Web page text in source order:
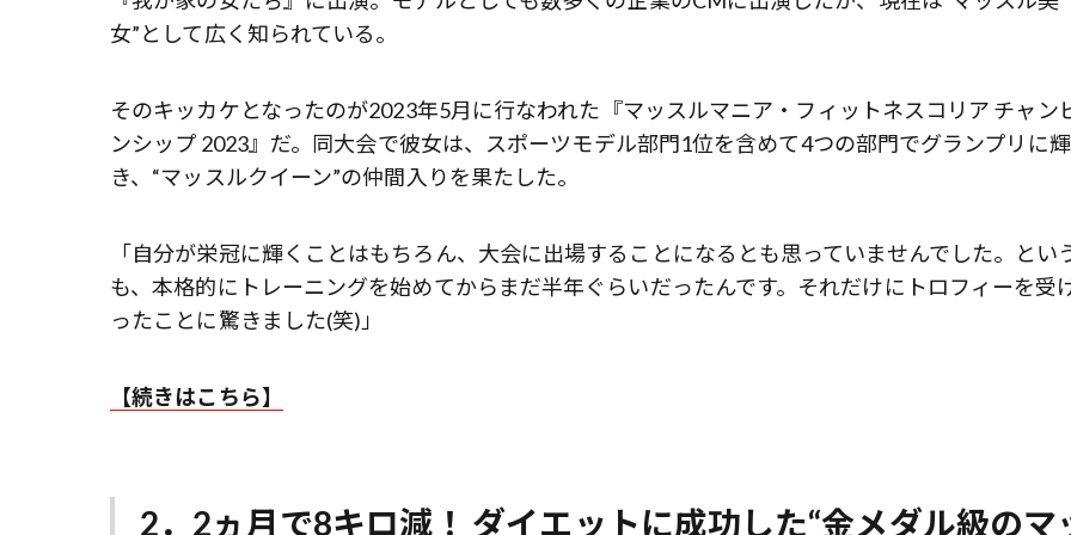
女”として広く知られている。
そのキッカケとなったのが2023年5月に行なわれた『マッスルマニア・フィットネスコリア チャン
ンシップ 2023』だ。同大会で彼女は、スポーツモデル部門1位を含めて4つの部門でグランプリに輝
き、“マッスルクイーン”の仲間入りを果たした。
「自分が栄冠に輝くことはもちろん、大会に出場することになるとも思っていませんでした。とい
も、本格的にトレーニングを始めてからまだ半年ぐらいだったんです。それだけにトロフィーを受
ったことに驚きました(笑)」
【続きはこちら】
2．2ヵ月で8キロ減！ ダイエットに成功した“金メダル級のマ